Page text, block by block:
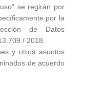
se regirán por
por la
de Datos
/ 2018.
y otros asuntos
de acuerdo